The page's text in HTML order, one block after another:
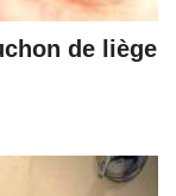
de liège